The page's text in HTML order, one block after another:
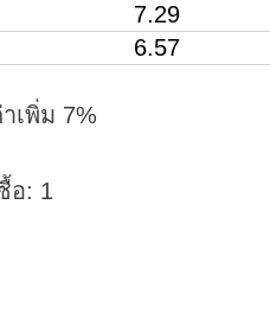
7.29
6.57
เพิ่ม 7%
อ: 1